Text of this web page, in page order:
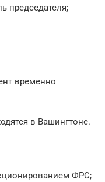
председателя;
временно
в Вашингтоне.
ФРС;